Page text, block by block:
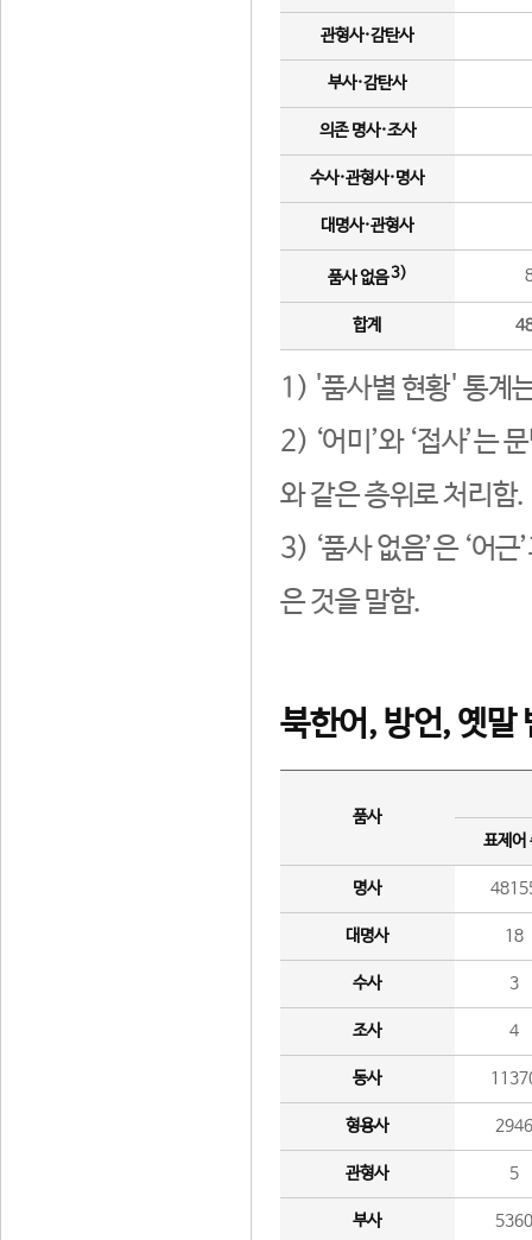
관형사·감탄사
부사·감탄사
의존 명사·조사
수사·관형사·명사
대명사·관형사
품사 없음3)
합계
1) '품사별 현황' 통계
2) ‘어미’와 ‘접사’는
와 같은 층위로 처리함.
3) ‘품사 없음’은 ‘어
은 것을 말함.
북한어, 방언, 옛말
품사
표제어
명사
대명사 18
수사 3
조사 4
동사
형용사 2946
관형사 5
부사 5360